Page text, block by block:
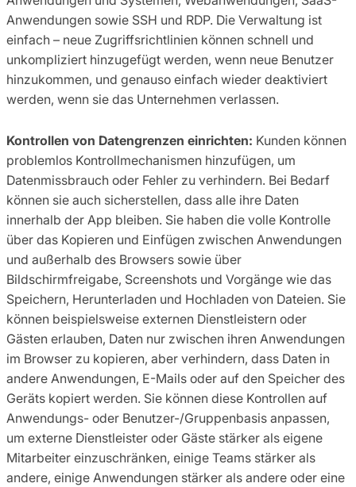
Anwendungen sowie SSH und RDP. Die Verwaltung ist
einfach – neue Zugriffsrichtlinien können schnell und
unkompliziert hinzugefügt werden, wenn neue Benutzer
hinzukommen, und genauso einfach wieder deaktiviert
werden, wenn sie das Unternehmen verlassen.
Kontrollen von Datengrenzen einrichten: Kunden können
problemlos Kontrollmechanismen hinzufügen, um
Datenmissbrauch oder Fehler zu verhindern. Bei Bedarf
können sie auch sicherstellen, dass alle ihre Daten
innerhalb der App bleiben. Sie haben die volle Kontrolle
über das Kopieren und Einfügen zwischen Anwendungen
und außerhalb des Browsers sowie über
Bildschirmfreigabe, Screenshots und Vorgänge wie das
Speichern, Herunterladen und Hochladen von Dateien. Sie
können beispielsweise externen Dienstleistern oder
Gästen erlauben, Daten nur zwischen ihren Anwendungen
im Browser zu kopieren, aber verhindern, dass Daten in
andere Anwendungen, E-Mails oder auf den Speicher des
Geräts kopiert werden. Sie können diese Kontrollen auf
Anwendungs- oder Benutzer-/Gruppenbasis anpassen,
um externe Dienstleister oder Gäste stärker als eigene
Mitarbeiter einzuschränken, einige Teams stärker als
andere, einige Anwendungen stärker als andere oder eine